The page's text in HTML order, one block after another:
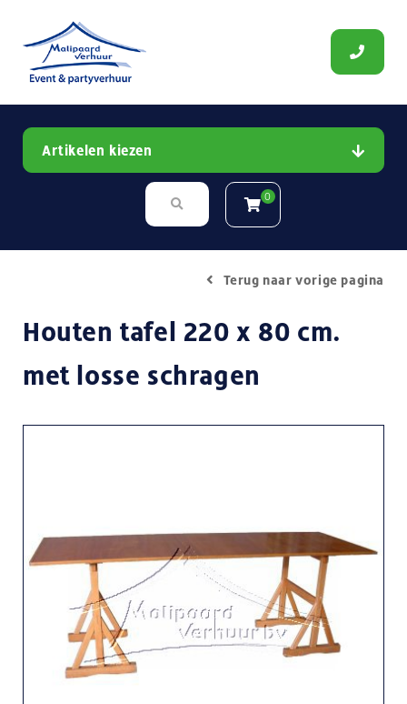
Artikelen kiezen
0
Terug naar vorige pagina
Houten tafel 220 x 80 cm.
met losse schragen